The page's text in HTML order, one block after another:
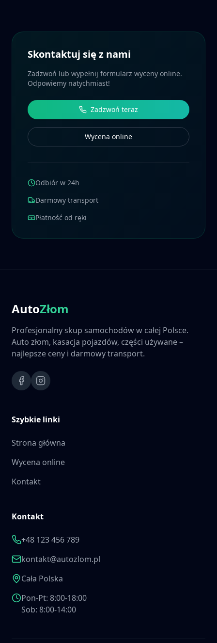
Skontaktuj się z nami
Zadzwoń lub wypełnij formularz wyceny online.
Odpowiemy natychmiast!
Zadzwoń teraz
Wycena online
Odbiór w 24h
Darmowy transport
Płatność od ręki
AutoZłom
Profesjonalny skup samochodów w całej Polsce.
Auto złom, kasacja pojazdów, części używane –
najlepsze ceny i darmowy transport.
Szybkie linki
Strona główna
Wycena online
Kontakt
Kontakt
+48 123 456 789
kontakt@autozlom.pl
Cała Polska
Pon-Pt: 8:00-18:00
Sob: 8:00-14:00